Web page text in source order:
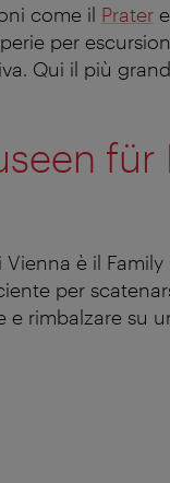
come il Prater
per
Qui il più
für
è il Family
per
e rimbalzare su